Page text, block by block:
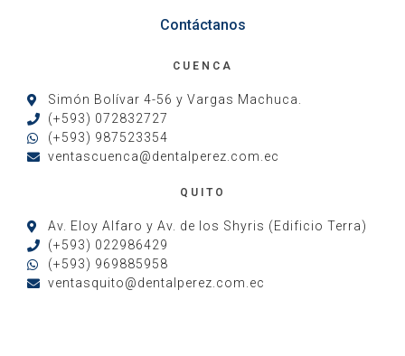
Contáctanos
CUENCA
Simón Bolívar 4-56 y Vargas Machuca.
(+593) 072832727
(+593) 987523354
ventascuenca@dentalperez.com.ec
QUITO
Av. Eloy Alfaro y Av. de los Shyris (Edificio Terra)
(+593) 022986429
(+593) 969885958
ventasquito@dentalperez.com.ec